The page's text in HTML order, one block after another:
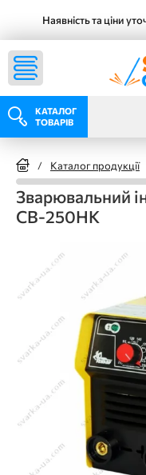
Наявність та ціни
КАТАЛОГ
ТОВАРІВ
/ Каталог продукції
Зварювальний
СВ-250НК